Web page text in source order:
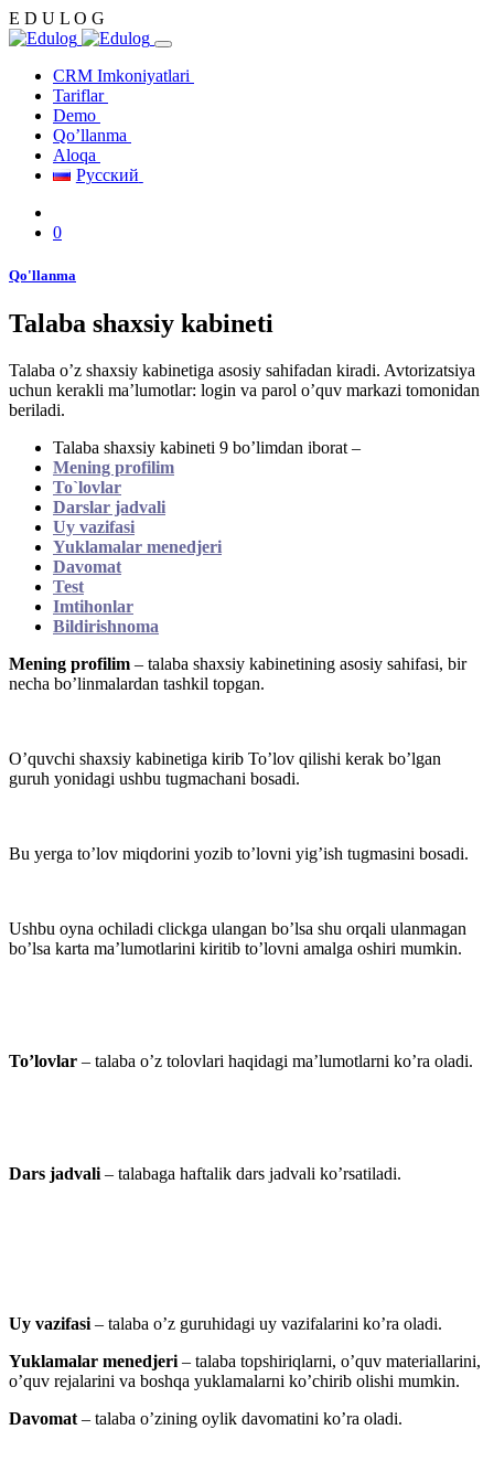
E D U L O G
CRM Imkoniyatlari
Tariflar
Demo
Qo’llanma
Aloqa
Русский
0
Qo'llanma
Talaba shaxsiy kabineti
Talaba o’z shaxsiy kabinetiga asosiy sahifadan kiradi. Avtorizatsiya
uchun kerakli ma’lumotlar: login va parol o’quv markazi tomonidan
beriladi.
Talaba shaxsiy kabineti 9 bo’limdan iborat –
Mening profilim
To`lovlar
Darslar jadvali
Uy vazifasi
Yuklamalar menedjeri
Davomat
Test
Imtihonlar
Bildirishnoma
Mening profilim – talaba shaxsiy kabinetining asosiy sahifasi, bir
necha bo’linmalardan tashkil topgan.
O’quvchi shaxsiy kabinetiga kirib To’lov qilishi kerak bo’lgan
guruh yonidagi ushbu tugmachani bosadi.
Bu yerga to’lov miqdorini yozib to’lovni yig’ish tugmasini bosadi.
Ushbu oyna ochiladi clickga ulangan bo’lsa shu orqali ulanmagan
bo’lsa karta ma’lumotlarini kiritib to’lovni amalga oshiri mumkin.
To’lovlar – talaba o’z tolovlari haqidagi ma’lumotlarni ko’ra oladi.
Dars jadvali – talabaga haftalik dars jadvali ko’rsatiladi.
Uy vazifasi – talaba o’z guruhidagi uy vazifalarini ko’ra oladi.
Yuklamalar menedjeri – talaba topshiriqlarni, o’quv materiallarini,
o’quv rejalarini va boshqa yuklamalarni ko’chirib olishi mumkin.
Davomat – talaba o’zining oylik davomatini ko’ra oladi.